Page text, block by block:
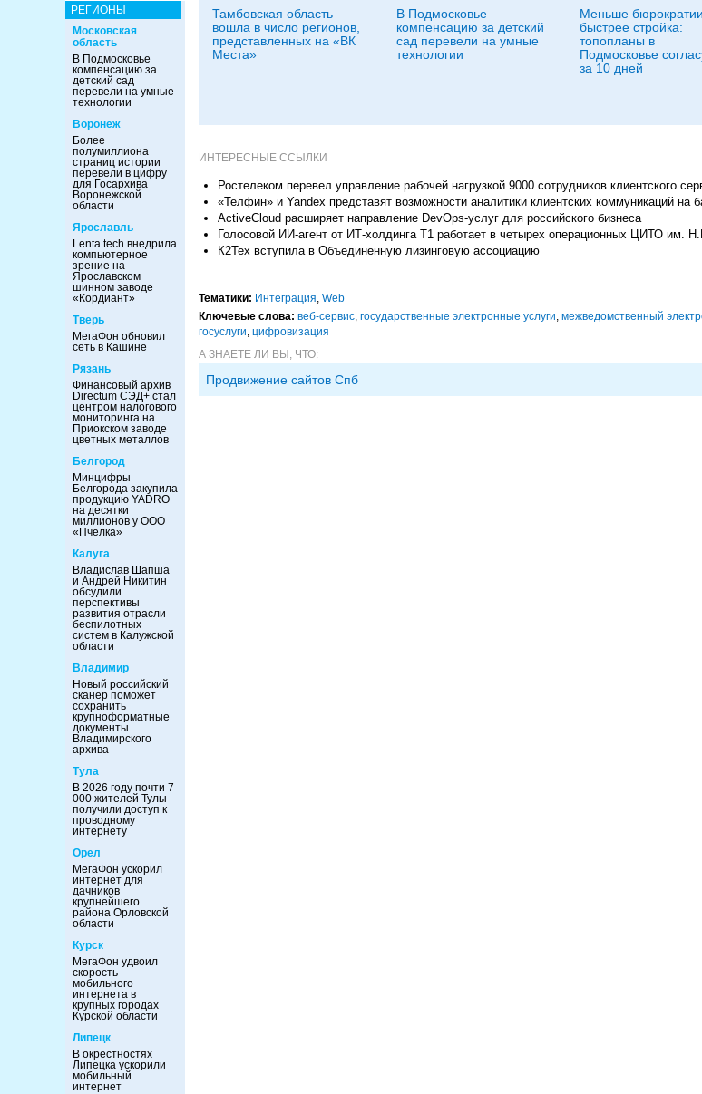
РЕГИОНЫ
Московская
область
В Подмосковье
компенсацию за
детский сад
перевели на умные
технологии
Воронеж
Более
полумиллиона
страниц истории
перевели в цифру
для Госархива
Воронежской
области
Ярославль
Lenta tech внедрила
компьютерное
зрение на
Ярославском
шинном заводе
«Кордиант»
Тверь
МегаФон обновил
сеть в Кашине
Рязань
Финансовый архив
Directum СЭД+ стал
центром налогового
мониторинга на
Приокском заводе
цветных металлов
Белгород
Минцифры
Белгорода закупила
продукцию YADRO
на десятки
миллионов у ООО
«Пчелка»
Калуга
Владислав Шапша
и Андрей Никитин
обсудили
перспективы
развития отрасли
беспилотных
систем в Калужской
области
Владимир
Новый российский
сканер поможет
сохранить
крупноформатные
документы
Владимирского
архива
Тула
В 2026 году почти 7
000 жителей Тулы
получили доступ к
проводному
интернету
Орел
МегаФон ускорил
интернет для
дачников
крупнейшего
района Орловской
области
Курск
МегаФон удвоил
скорость
мобильного
интернета в
крупных городах
Курской области
Липецк
В окрестностях
Липецка ускорили
мобильный
интернет
Тамбовская область
вошла в число регионов,
представленных на «ВК
Места»
В Подмосковье
компенсацию за детский
сад перевели на умные
технологии
Меньше
быстрее стройка:
топопланы в
Подмосковье
за 10 дней
ИНТЕРЕСНЫЕ ССЫЛКИ
Ростелеком перевел управление рабочей нагрузкой 9000 сотрудников клиентского
«Телфин» и Yandex представят возможности аналитики клиентских коммуникаций на
ActiveCloud расширяет направление DevOps-услуг для российского бизнеса
Голосовой ИИ-агент от ИТ-холдинга Т1 работает в четырех операционных ЦИТО им.
К2Тех вступила в Объединенную лизинговую ассоциацию
Тематики: Интеграция, Web
Ключевые слова: веб-сервис, государственные электронные услуги, межведомственный
госуслуги, цифровизация
А ЗНАЕТЕ ЛИ ВЫ, ЧТО:
Продвижение сайтов Спб